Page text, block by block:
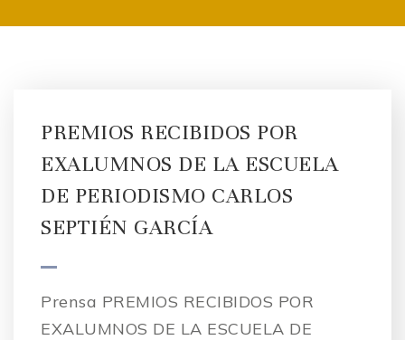
PREMIOS RECIBIDOS POR
EXALUMNOS DE LA ESCUELA
DE PERIODISMO CARLOS
SEPTIÉN GARCÍA
Prensa PREMIOS RECIBIDOS POR
EXALUMNOS DE LA ESCUELA DE